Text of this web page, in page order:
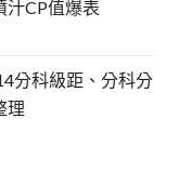
汁CP值爆表
分科級距、分科分
理